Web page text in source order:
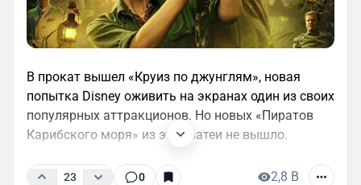
В прокат вышел «Круиз по джунглям», новая
попытка Disney оживить на экранах один из своих
популярных аттракционов. Но новых «Пиратов
Карибского моря» из этой затеи не вышло.
23 0 2,8 B